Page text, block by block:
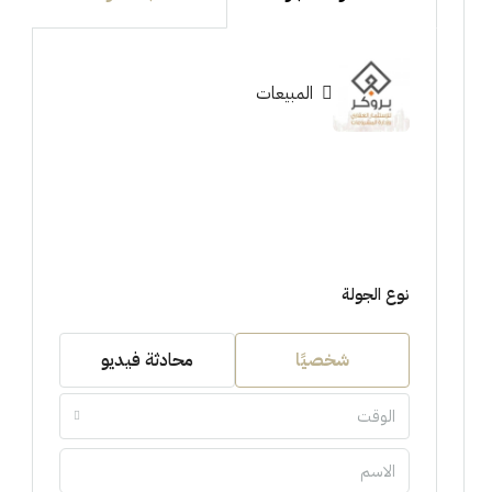
المبيعات
نوع الجولة
شخصيًا محادثة فيديو
الوقت